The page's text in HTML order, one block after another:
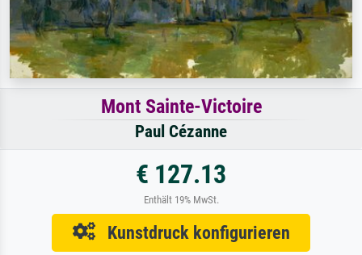
Mont Sainte-Victoire
Paul Cézanne
€ 127.13
Enthält 19% MwSt.
Kunstdruck konfigurieren